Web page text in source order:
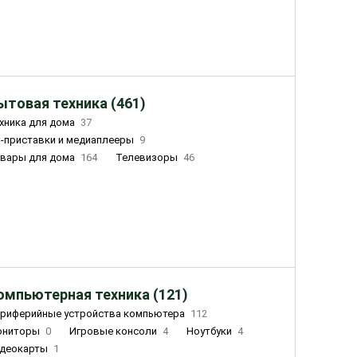
техника (461)
для дома 37
приставки и медиаплееры
9
для дома 164 Телевизоры 46
техника (121)
устройства компьютера 112
0 Игровые консоли 4 Ноутбуки 4
1